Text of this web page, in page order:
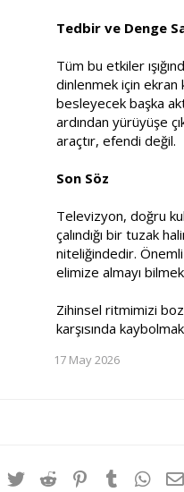
Tedbir ve Denge
Tüm bu etkiler
dinlenmek için ekran
besleyecek başka
ardından yürüyüşe
araçtır, efendi değil.
Son Söz
Televizyon, doğru
çalındığı bir tuzak
niteliğindedir.
elimize almayı
Zihinsel ritmimizi
karşısında
17 May 2026
Facebook
TwitterReddit Pinterest
Tumblr